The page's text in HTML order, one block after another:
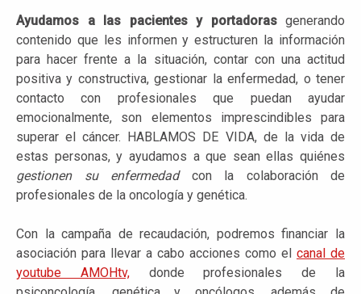
Ayudamos a las pacientes y portadorasgenerando
contenido que les informen y estructuren la información
para hacer frente a la situación, contar con una actitud
positiva y constructiva, gestionar la enfermedad, o tener
contacto con profesionales que puedan ayudar
emocionalmente, son elementos imprescindibles para
superar el cáncer. HABLAMOS DE VIDA, de la vida de
estas personas, y ayudamos a que sean ellas quiénes
gestionen su enfermedadcon la colaboración de
profesionales de la oncología y genética.
Con la campaña de recaudación, podremos financiar la
asociación para llevar a cabo acciones como el canal de
youtube AMOHtv,donde profesionales de la